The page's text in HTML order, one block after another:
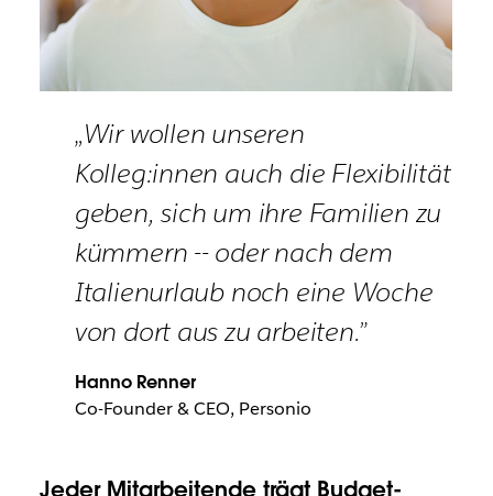
„Wir wollen unseren
Kolleg:innen auch die Flexibilität
geben, sich um ihre Familien zu
kümmern -- oder nach dem
Italienurlaub noch eine Woche
von dort aus zu arbeiten.”
Hanno Renner
Co-Founder & CEO, Personio
Jeder Mitarbeitende trägt Budget-